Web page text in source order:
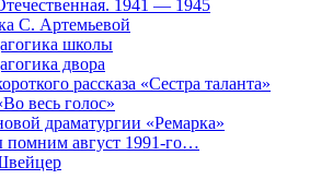
1941 — 1945
С. Артемьевой
школы
двора
рассказа «Сестра таланта»
весь голос»
драматургии «Ремарка»
август 1991-го…